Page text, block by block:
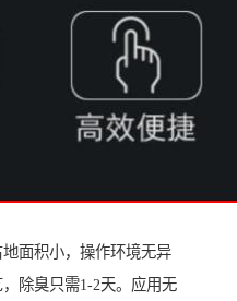
面积小，操作环境无异
除臭只需1-2天。应用无